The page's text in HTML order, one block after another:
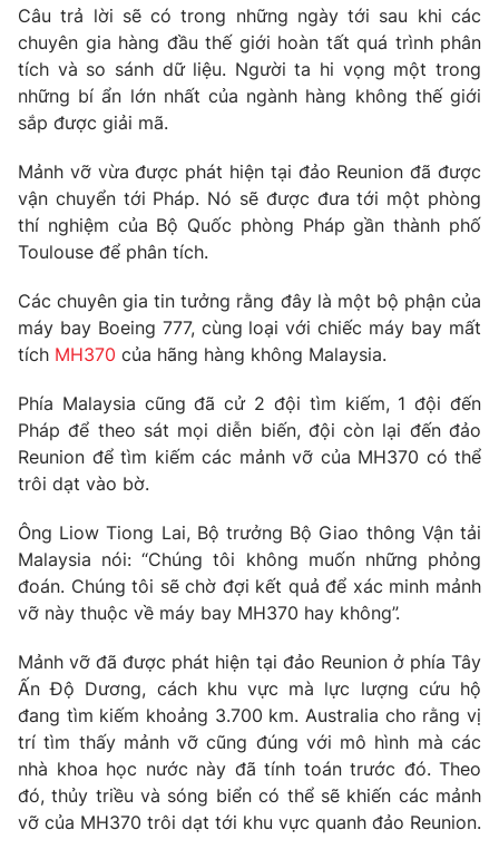
Thế giới đó đây
Câu chuyện quốc tế
Tài chính
Thị trường
Góc doanh nghiệp
Dữ liệu và đời sống
Truyền hình
Phim VTV
Hậu trường
Nhân vật
Khán giả
Giải sao mai
Giải trí
Điện ảnh
Sao
Đời sống
Du lịch
Làm đẹp
Giáo dục
Tuyển sinh
Học trực tuyến
Hitech Công nghệ tương lai
Sản phẩm
Tư vấn
Giao lưu trực tuyến
Chuyên mục khác
Emagazine Podcast
Photo Infographic
Video Shorts video
VTV Money VTV Thể thao
Câu trả lời sẽ có trong những ngày tới sau khi các
chuyên gia hàng đầu thế giới hoàn tất quá trình phân
tích và so sánh dữ liệu. Người ta hi vọng một trong
những bí ẩn lớn nhất của ngành hàng không thế giới
sắp được giải mã.
Mảnh vỡ vừa được phát hiện tại đảo Reunion đã được
vận chuyển tới Pháp. Nó sẽ được đưa tới một phòng
thí nghiệm của Bộ Quốc phòng Pháp gần thành phố
Toulouse để phân tích.
Các chuyên gia tin tưởng rằng đây là một bộ phận của
máy bay Boeing 777, cùng loại với chiếc máy bay mất
tích MH370 của hãng hàng không Malaysia.
Phía Malaysia cũng đã cử 2 đội tìm kiếm, 1 đội đến
Pháp để theo sát mọi diễn biến, đội còn lại đến đảo
Reunion để tìm kiếm các mảnh vỡ của MH370 có thể
trôi dạt vào bờ.
Ông Liow Tiong Lai, Bộ trưởng Bộ Giao thông Vận tải
Malaysia nói: “Chúng tôi không muốn những phỏng
đoán. Chúng tôi sẽ chờ đợi kết quả để xác minh mảnh
vỡ này thuộc về máy bay MH370 hay không”.
Mảnh vỡ đã được phát hiện tại đảo Reunion ở phía Tây
Ấn Độ Dương, cách khu vực mà lực lượng cứu hộ
đang tìm kiếm khoảng 3.700 km. Australia cho rằng vị
trí tìm thấy mảnh vỡ cũng đúng với mô hình mà các
nhà khoa học nước này đã tính toán trước đó. Theo
đó, thủy triều và sóng biển có thể sẽ khiến các mảnh
vỡ của MH370 trôi dạt tới khu vực quanh đảo Reunion.